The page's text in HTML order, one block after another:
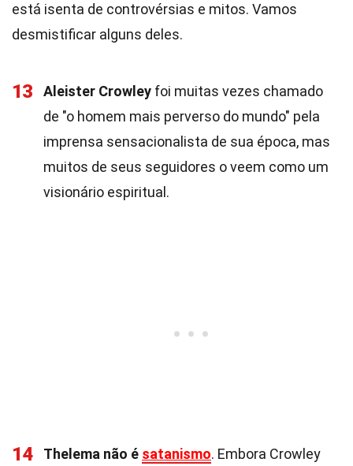
está isenta de controvérsias e mitos. Vamos
desmistificar alguns deles.
13 Aleister Crowley foi muitas vezes chamado
de "o homem mais perverso do mundo" pela
imprensa sensacionalista de sua época, mas
muitos de seus seguidores o veem como um
visionário espiritual.
14 Thelema não é satanismo. Embora Crowley